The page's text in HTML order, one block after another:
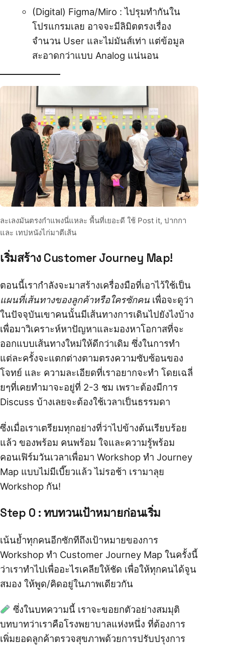
(Digital) Figma/Miro : ไปรุมทำกันใน
โปรแกรมเลย อาจจะมีลิมิตตรงเรื่อง
จำนวน User และไม่มันส์เท่า แต่ข้อมูล
สะอาดกว่าแบบ Analog แน่นอน
ละเลงมันตรงกำแพงนี่แหละ พื้นที่เยอะดี ใช้ Post it, ปากกา
และ เทปหนังไก่มาตีเส้น
เริ่มสร้าง Customer Journey Map!
ตอนนี้เรากำลังจะมาสร้างเครื่องมือที่เอาไว้ใช้เป็น
แผนที่เส้นทางของลูกค้าหรือใครซักคน เพื่อจะดูว่า
ในปัจจุบันเขาคนนั้นมีเส้นทางการเดินไปยังไงบ้าง
เพื่อมาวิเคราะห์หาปัญหาและมองหาโอกาสที่จะ
ออกแบบเส้นทางใหม่ให้ดีกว่าเดิม ซึ่งในการทำ
แต่ละครั้งจะแตกต่างตามตรงความซับซ้อนของ
โจทย์ และ ความละเอียดที่เราอยากจะทำ โดยเฉลี่
ยๆที่เคยทำมาจะอยู่ที่ 2-3 ชม เพราะต้องมีการ
Discuss บ้างเลยจะต้องใช้เวลาเป็นธรรมดา
ซึ่งเมื่อเราเตรียมทุกอย่างที่ว่าไปข้างต้นเรียบร้อย
แล้ว ของพร้อม คนพร้อม ใจและความรู้พร้อม
คอนเฟิร์มวันเวลาเพื่อมา Workshop ทำ Journey
Map แบบไม่มีเบี๊ยวแล้ว ไม่รอช้า เรามาลุย
Workshop กัน!
Step 0 : ทบทวนเป้าหมายก่อนเริ่ม
เน้นย้ำทุกคนอีกซักทีถึงเป้าหมายของการ
Workshop ทำ Customer Journey Map ในครั้งนี้
ว่าเราทำไปเพื่ออะไรเคลียให้ชัด เพื่อให้ทุกคนได้จูน
สมอง ให้พูด/คิดอยู่ในภาพเดียวกัน
ซึ่งในบทความนี้ เราจะขอยกตัวอย่างสมมุติ
บทบาทว่าเราคือโรงพยาบาลแห่งหนึ่ง ที่ต้องการ
เพิ่มยอดลูกค้าตรวจสุขภาพด้วยการปรับปรุงการ